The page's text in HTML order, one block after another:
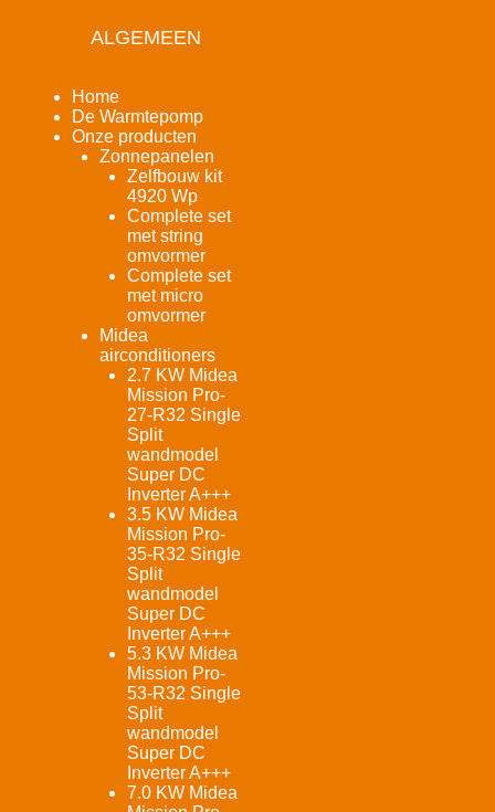
ALGEMEEN
Home
De Warmtepomp
Onze producten
Zonnepanelen
Zelfbouw kit
4920 Wp
Complete set
met string
omvormer
Complete set
met micro
omvormer
Midea
airconditioners
2.7 KW Midea
Mission Pro-
27-R32 Single
Split
wandmodel
Super DC
Inverter A+++
3.5 KW Midea
Mission Pro-
35-R32 Single
Split
wandmodel
Super DC
Inverter A+++
5.3 KW Midea
Mission Pro-
53-R32 Single
Split
wandmodel
Super DC
Inverter A+++
7.0 KW Midea